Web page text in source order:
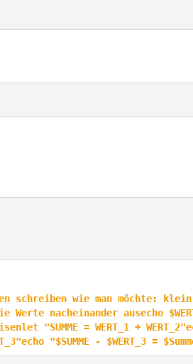
schreiben wie man möchte:
Werte nacheinander ausecho
"SUMME = WERT_1 +
"$SUMME - $WERT_3 =